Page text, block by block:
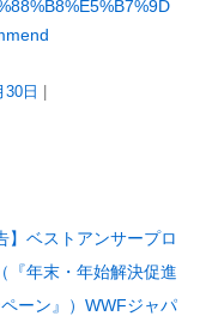
30日
】ベストアンサープロ
『年末・年始解決促進
ーン』）WWFジャパ